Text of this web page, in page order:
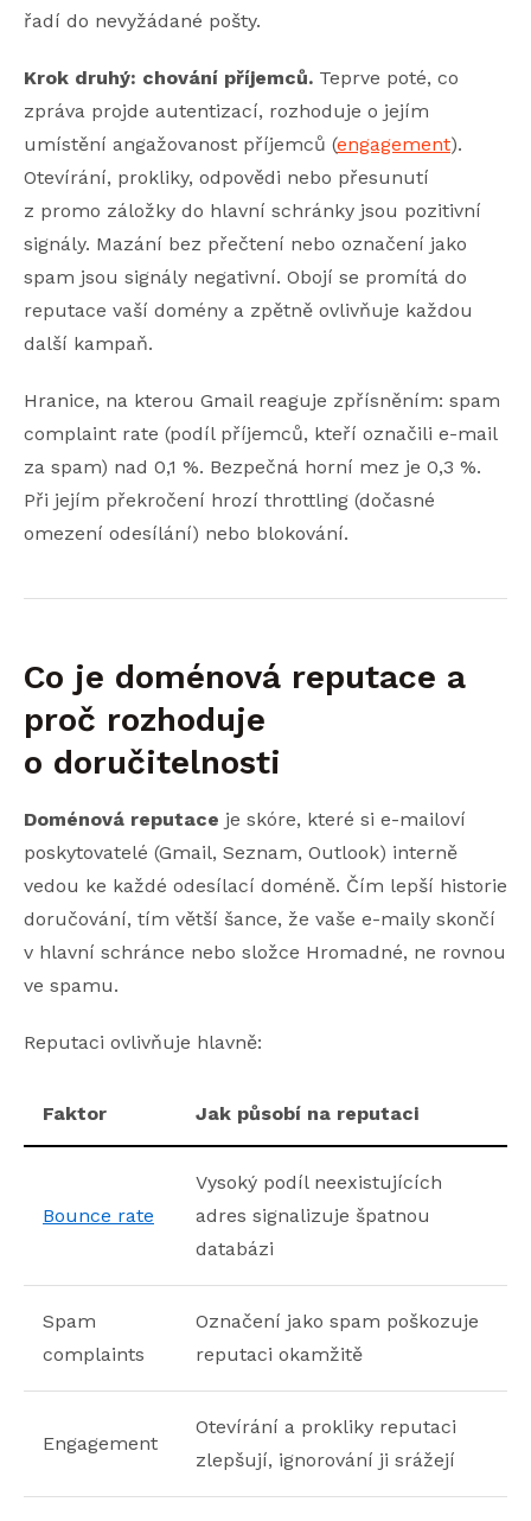
řadí do nevyžádané pošty.
Krok druhý: chování příjemců. Teprve poté, co
zpráva projde autentizací, rozhoduje o jejím
umístění angažovanost příjemců (engagement).
Otevírání, prokliky, odpovědi nebo přesunutí
z promo záložky do hlavní schránky jsou pozitivní
signály. Mazání bez přečtení nebo označení jako
spam jsou signály negativní. Obojí se promítá do
reputace vaší domény a zpětně ovlivňuje každou
další kampaň.
Hranice, na kterou Gmail reaguje zpřísněním: spam
complaint rate (podíl příjemců, kteří označili e-mail
za spam) nad 0,1 %. Bezpečná horní mez je 0,3 %.
Při jejím překročení hrozí throttling (dočasné
omezení odesílání) nebo blokování.
Co je doménová reputace a
proč rozhoduje
o doručitelnosti
Doménová reputace je skóre, které si e-mailoví
poskytovatelé (Gmail, Seznam, Outlook) interně
vedou ke každé odesílací doméně. Čím lepší historie
doručování, tím větší šance, že vaše e-maily skončí
v hlavní schránce nebo složce Hromadné, ne rovnou
ve spamu.
Reputaci ovlivňuje hlavně:
Faktor Jak působí na reputaci
Bounce rate
Vysoký podíl neexistujících
adres signalizuje špatnou
databázi
Spam
complaints
Označení jako spam poškozuje
reputaci okamžitě
Engagement
Otevírání a prokliky reputaci
zlepšují, ignorování ji srážejí